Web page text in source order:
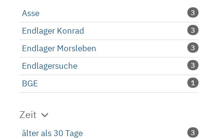
Asse 3
Endlager Konrad 3
Endlager Morsleben 3
Endlagersuche 3
BGE 1
Zeit
älter als 30 Tage 3